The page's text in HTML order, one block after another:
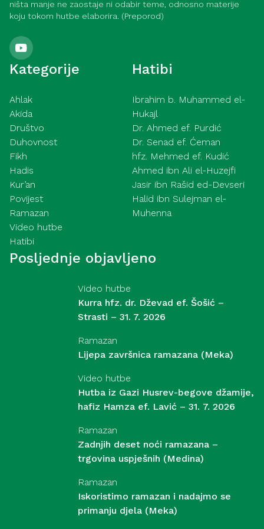
ništa manje ne zaostaje ni odabir teme, odnosno materije
koju tokom hutbe elaborira. (Preporod)
Kategorije
Ahlak
Akida
Društvo
Duhovnost
Fikh
Hadis
Kur’an
Povijest
Ramazan
Video hutbe
Hatibi
Hatibi
Ibrahim b. Muhammed el-
Hukajl
Dr. Ahmed ef. Purdić
Dr. Senad ef. Ćeman
hfz. Mehmed ef. Kudić
Ahmed ibn Ali el-Huzejfi
Jasir ibn Rašid ed-Devseri
Halid ibn Sulejman el-
Muhenna
Posljednje objavljeno
Video hutbe
Kurra hfz. dr. Dževad ef. Šošić –
Strasti – 31. 7. 2026
Ramazan
Lijepa završnica ramazana (Meka)
Video hutbe
Hutba iz Gazi Husrev-begove džamije,
hafiz Hamza ef. Lavić – 31. 7. 2026
Ramazan
Zadnjih deset noći ramazana –
trgovina uspješnih (Medina)
Ramazan
Iskoristimo ramazan i nadajmo se
primanju djela (Meka)